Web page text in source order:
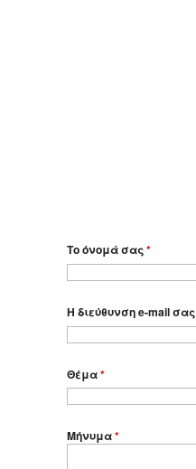
Το όνομά σας*
Η διεύθυνση e-mail σας
Θέμα*
Μήνυμα*